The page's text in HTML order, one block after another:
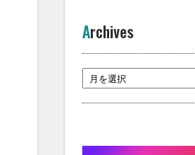
Archives